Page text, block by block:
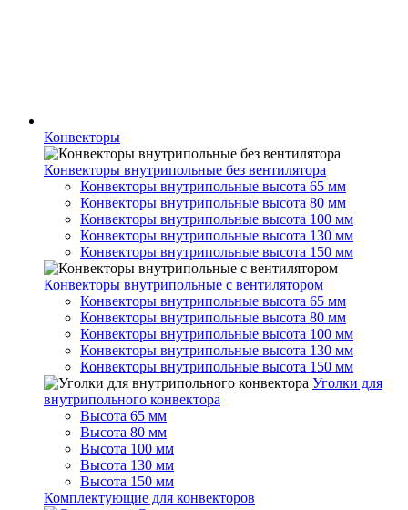
Конвекторы
Конвекторы внутрипольные без вентилятора
Конвекторы внутрипольные высота 65 мм
Конвекторы внутрипольные высота 80 мм
Конвекторы внутрипольные высота 100 мм
Конвекторы внутрипольные высота 130 мм
Конвекторы внутрипольные высота 150 мм
Конвекторы внутрипольные с вентилятором
Конвекторы внутрипольные высота 65 мм
Конвекторы внутрипольные высота 80 мм
Конвекторы внутрипольные высота 100 мм
Конвекторы внутрипольные высота 130 мм
Конвекторы внутрипольные высота 150 мм
Уголки для
внутрипольного конвектора
Высота 65 мм
Высота 80 мм
Высота 100 мм
Высота 130 мм
Высота 150 мм
Комплектующие для конвекторов